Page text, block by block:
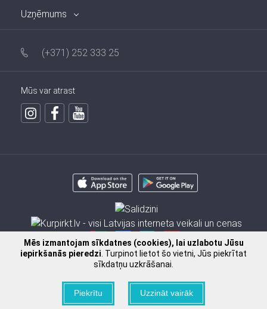
Mēs izmantojam sīkdatnes (cookies), lai uzlabotu Jūsu
iepirkšanās pieredzi . Turpinot lietot šo vietni, Jūs piekrītat
sīkdatņu uzkrāšanai.
Piekrītu Uzzināt vairāk
Ielikt grozā Pasūtīt pa telefonu
Uzņēmums
(+371) 252 333 25
Mūs var atrast
2009 - 2026 © SIA FISSMAN